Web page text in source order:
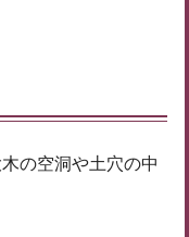
の空洞や土穴の中